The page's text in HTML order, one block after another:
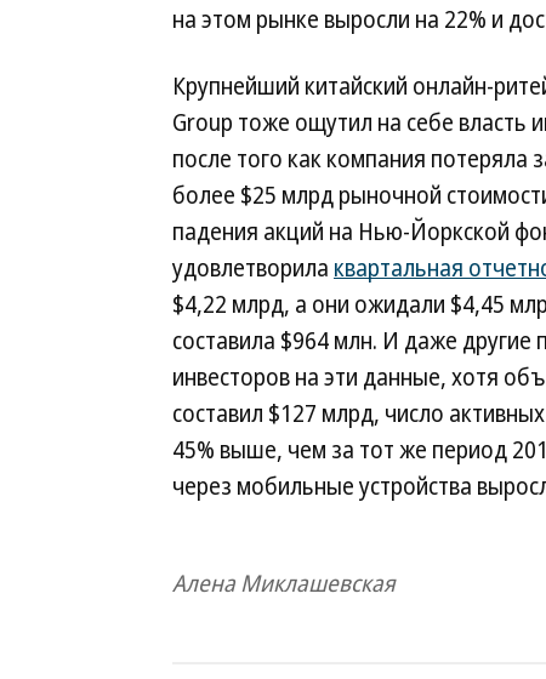
на этом рынке выросли на 22% и
Крупнейший китайский онлайн-
Group тоже ощутил на себе власть
после того как компания потеряла
более $25 млрд рыночной
падения акций на Нью-Йоркской
удовлетворила квартальная
$4,22 млрд, а они ожидали $4,45
составила $964 млн. И даже другие
инвесторов на эти данные, хотя
составил $127 млрд, число
45% выше, чем за тот же период
через мобильные устройства
Алена Миклашевская